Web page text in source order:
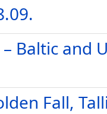
Baltic and
Fall,